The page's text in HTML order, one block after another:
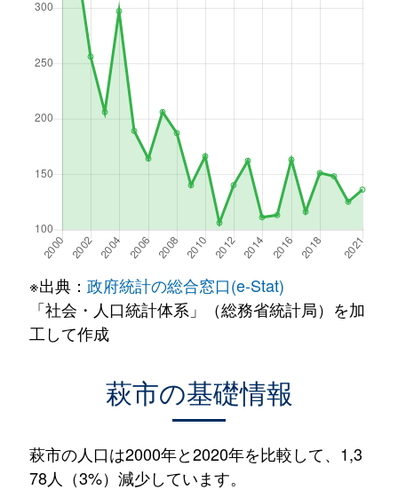
※出典： 政府統計の総合窓口(e-Stat)
「社会・人口統計体系」（総務省統計局）を加
工して作成
萩市の基礎情報
萩市の人口は2000年と2020年を比較して、1,3
78人（3%）減少しています。